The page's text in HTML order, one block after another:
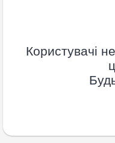
Користувачі